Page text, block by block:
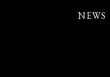
NEWS